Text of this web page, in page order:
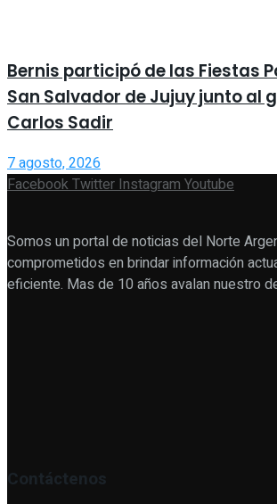
Bernis participó de las Fiestas
San Salvador de Jujuy junto al
Carlos Sadir
7 agosto, 2026
FacebookTwitterInstagramYoutube
Somos un portal de noticias del Norte
comprometidos en brindar información
eficiente. Mas de 10 años avalan nuestro
Contáctenos